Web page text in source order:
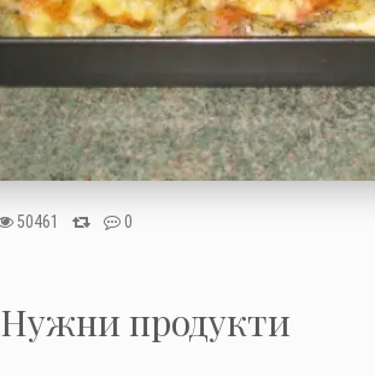
50461 0
Нужни продукти